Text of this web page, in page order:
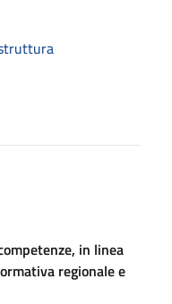
in linea
regionale e